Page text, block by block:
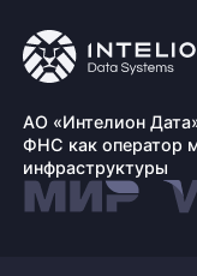
АО «Интелион
ФНС как оператор
инфраструктуры